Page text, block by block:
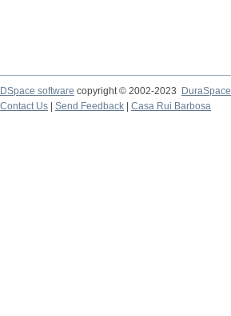
DSpace software copyright © 2002-2023
DuraSpace
Contact Us
Send Feedback Casa Rui Barbosa